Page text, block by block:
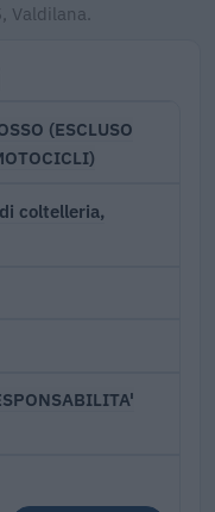
Valdilana.
(ESCLUSO
coltelleria,